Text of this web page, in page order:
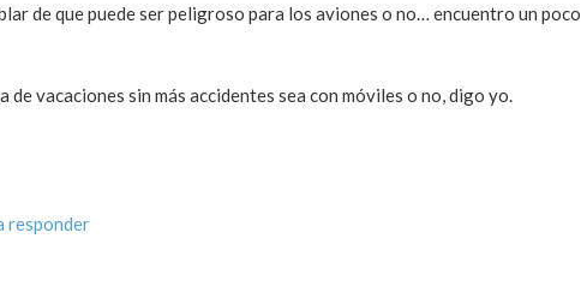
de que puede ser peligroso para los aviones o no… encuentro un poco
de vacaciones sin más accidentes sea con móviles o no, digo yo.
responder